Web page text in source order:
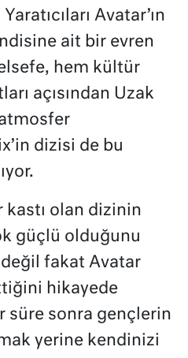
Avatar’ın
ait bir evren
hem kültür
açısından Uzak
dizisi de bu
kastı olan dizinin
güçlü olduğunu
fakat Avatar
hikayede
süre sonra gençlerin
yerine kendinizi